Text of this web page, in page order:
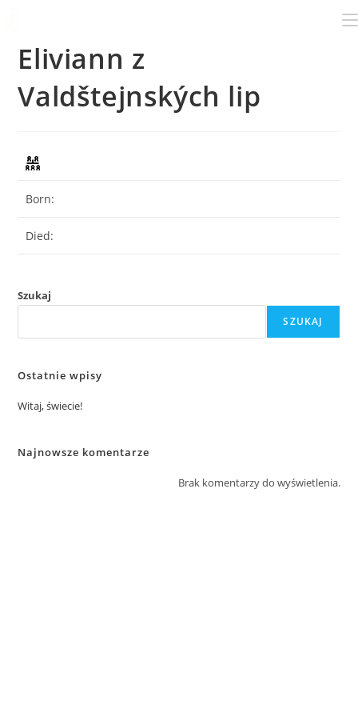
Eliviann z
Valdštejnských lip
Born:
Died:
Szukaj
SZUKAJ
Ostatnie wpisy
Witaj, świecie!
Najnowsze komentarze
Brak komentarzy do wyświetlenia.